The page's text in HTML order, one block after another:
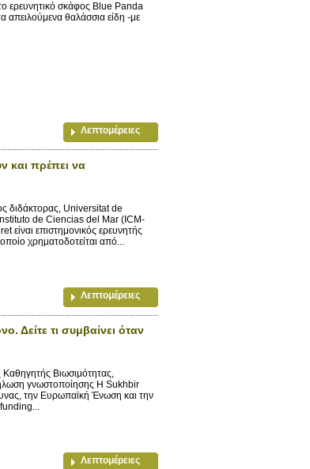
ερευνητικό σκάφος Blue Panda
απειλούμενα θαλάσσια είδη -με
Λεπτομέρειες
και πρέπει να
διδάκτορας, Universitat de
de Ciencias del Mar (ICM-
επιστημονικός ερευνητής
χρηματοδοτείται από...
Λεπτομέρειες
Δείτε τι συμβαίνει όταν
Βιωσιμότητας,
γνωστοποίησης Η Sukhbir
την Ευρωπαϊκή Ένωση και την
Λεπτομέρειες